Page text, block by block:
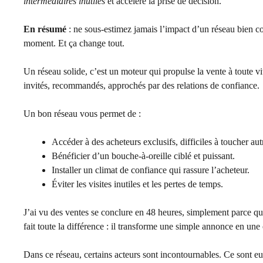
En résumé : ne sous-estimez jamais l’impact d’un réseau bien
moment. Et ça change tout.
Un réseau solide, c’est un moteur qui propulse la vente à toute
invités, recommandés, approchés par des relations de confiance.
Un bon réseau vous permet de :
Accéder à des acheteurs exclusifs, difficiles à toucher
Bénéficier d’un bouche-à-oreille ciblé et puissant.
Installer un climat de confiance qui rassure l’acheteur.
Éviter les visites inutiles et les pertes de temps.
J’ai vu des ventes se conclure en 48 heures, simplement parce
fait toute la différence : il transforme une simple annonce en
Dans ce réseau, certains acteurs sont incontournables. Ce sont